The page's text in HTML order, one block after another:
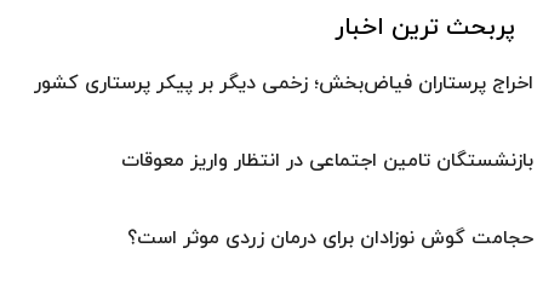
پربحث ترین اخبار
اخراج پرستاران فیاض‌بخش؛ زخمی دیگر بر پیکر پرستاری کشور
بازنشستگان تامین اجتماعی در انتظار واریز معوقات
حجامت گوش نوزادان برای درمان زردی موثر است؟